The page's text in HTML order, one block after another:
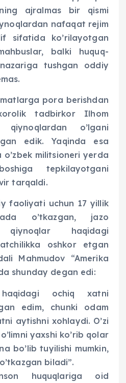
ajralmas bir qismi
nafaqat rejim
sifatida ko’rilayotgan
balki huquq-
tushgan oddiy
pora berishdan
tadbirkor Ilhom
o’lgani
edik. Yaqinda esa
militsioneri yerda
tepkilayotgani
tarqaldi.
faoliyati uchun 17 yillik
o’tkazgan, jazo
qiynoqlar haqidagi
oshkor etgan
Mahmudov “Amerika
shunday degan edi:
ochiq xatni
edim, chunki odam
aytishni xohlaydi. O’zi
yaxshi ko’rib qolar
bo’lib tuyilishi mumkin,
biladi”.
huquqlariga oid